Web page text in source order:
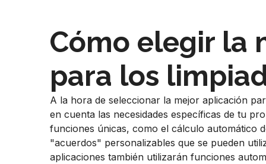
Cómo elegir la
para los
A la hora de seleccionar la mejor aplicación
en cuenta las necesidades específicas de tu
funciones únicas, como el cálculo automático
"acuerdos" personalizables que se pueden
aplicaciones también utilizarán funciones